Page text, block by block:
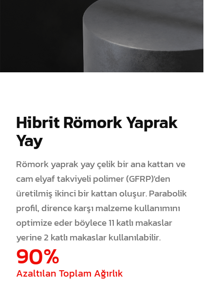
Hibrit Römork Yaprak
Yay
Römork yaprak yay çelik bir ana kattan ve
cam elyaf takviyeli polimer (GFRP)'den
üretilmiş ikinci bir kattan oluşur. Parabolik
profil, dirence karşı malzeme kullanımını
optimize eder böylece 11 katlı makaslar
yerine 2 katlı makaslar kullanılabilir.
90%
Azaltılan Toplam Ağırlık